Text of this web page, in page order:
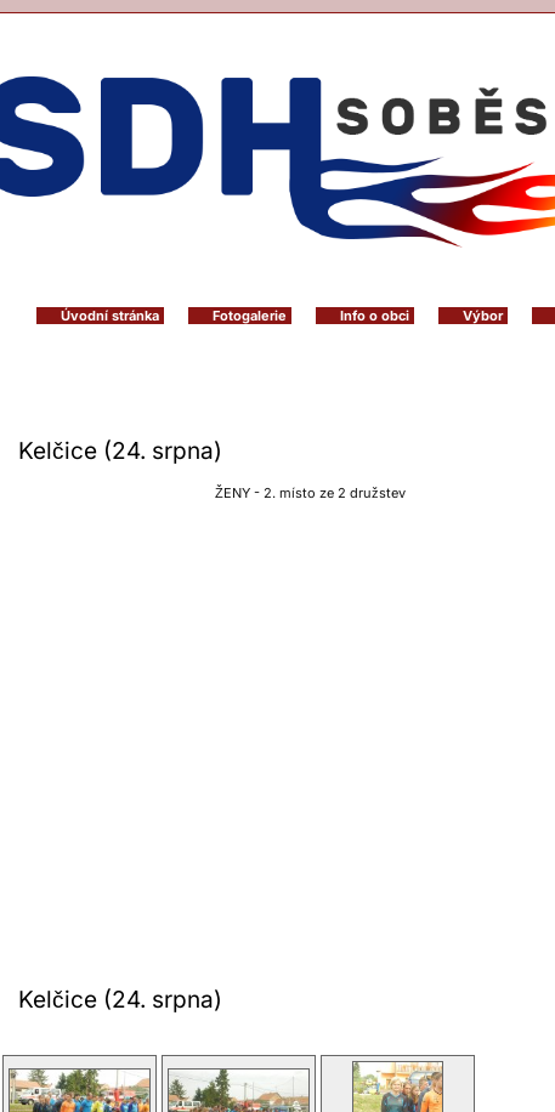
Úvodní stránka Fotogalerie Info o obci Výbor
Kelčice (24. srpna)
ŽENY - 2. místo ze 2 družstev
Kelčice (24. srpna)